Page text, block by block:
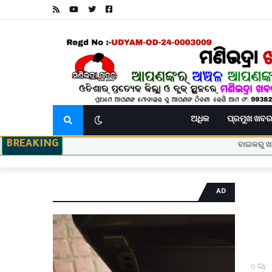
ପ୍ରମୁଖ ଖବର
ଅଧିକ
BREAKING
ଆବାସିକ ବିଦ୍ୟାଳୟରେ ହିଂସା! ନଡ଼ିଆ ବାହୁଙ୍ଗା
ସଦର ବ୍ଲକ କାର୍ଯ୍ୟାଳୟଠାରେ ପଞ୍ଚାୟତ ନିର୍ବାହୀ
0
AD